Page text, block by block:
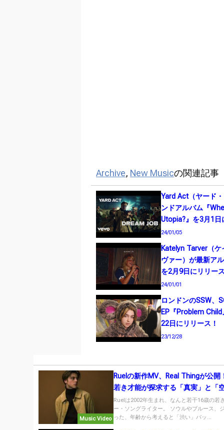
Archive, New Musicの関連記事
Yard Act（ヤード
ンドアルバム『
Utopia?』を3月1日
24/01/05
Katelyn Tarver（ケ
ヴァー）が最新ア
を2月9日にリリー
24/01/01
ロンドンのSSW、
EP『Problem
22日にリリース！
23/12/28
Music Video
Ruelの新作MV、Real Thingが公開
若き才能が探求する「真実」と「
世界に釘付け！
Ruelは2002年生まれ、なんと若干16歳の若
ー・ソングライター。 ソウルやブルース、
った、年齢から考えると「渋い」バッ...